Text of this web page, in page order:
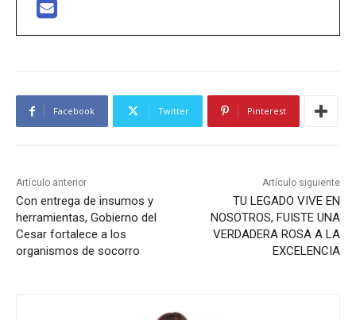
Facebook Twitter Pinterest
Artículo anterior
Con entrega de insumos y
herramientas, Gobierno del
Cesar fortalece a los
organismos de socorro
Artículo siguiente
TU LEGADO VIVE EN
NOSOTROS, FUISTE UNA
VERDADERA ROSA A LA
EXCELENCIA